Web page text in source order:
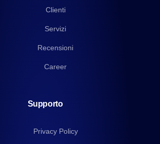
Clienti
Servizi
Recensioni
Career
Supporto
Privacy Policy